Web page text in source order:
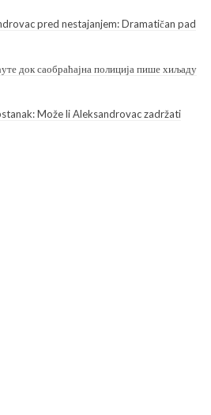
pred nestajanjem: Dramatičan pad
док саобраћајна полиција пише хиљаду
Može li Aleksandrovac zadržati